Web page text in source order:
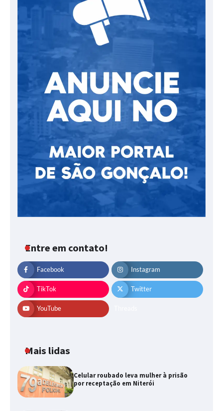
Entre em contato!
Facebook Instagram
TikTok Twitter
YouTube
Mais lidas
Celular roubado leva mulher à prisão
por receptação em Niterói